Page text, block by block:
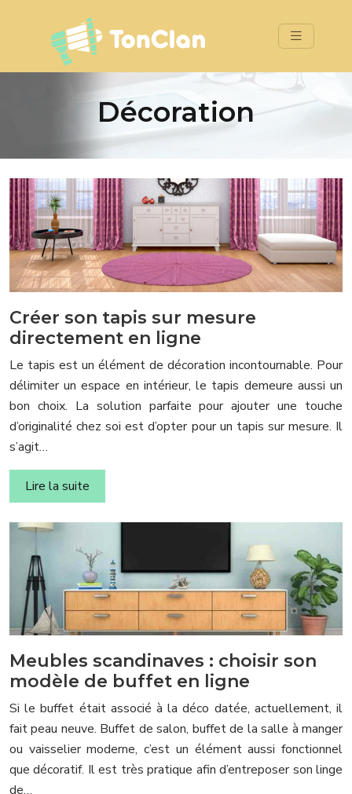
Décoration
Créer son tapis sur mesure
directement en ligne
Le tapis est un élément de décoration incontournable. Pour
délimiter un espace en intérieur, le tapis demeure aussi un
bon choix. La solution parfaite pour ajouter une touche
d’originalité chez soi est d’opter pour un tapis sur mesure. Il
s’agit…
Lire la suite
Meubles scandinaves : choisir son
modèle de buffet en ligne
Si le buffet était associé à la déco datée, actuellement, il
fait peau neuve. Buffet de salon, buffet de la salle à manger
ou vaisselier moderne, c’est un élément aussi fonctionnel
que décoratif. Il est très pratique afin d’entreposer son linge
de…